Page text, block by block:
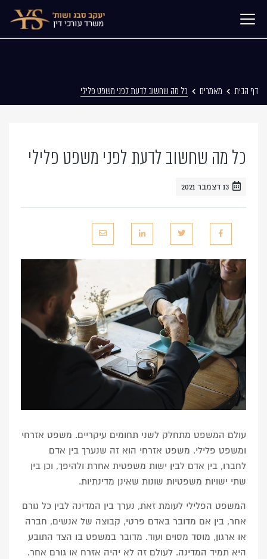
דף הבית מאמרים כל מה שחשוב לדעת לפני משפט פלילי
כל מה שחשוב לדעת לפני משפט פלילי
13 דצמבר 2021
עולם המשפט מתחלק לשני תחומים עיקריים. משפט אזרחי
ומשפט פלילי. משפט אזרחי הוא זה שנערך בין אדם
לחברו, בין אדם לבין ישות משפטית אחרת ולהיפך, וכן בין
שתי ישויות משפטיות שונות שאינן מדינתיות.
המשפט הפלילי לעומת זאת, נערך בין המדינה לבין כל גורם
אחר, בין אם מדובר באדם פרטי, קבוצה של אנשים, חברה
או ארגון, מוסד מסוים ועוד. מדובר במשפט בו הצד התובע
היא תמיד המדינה. לעולם זה לא יהיה אזרח או גורם אחר.